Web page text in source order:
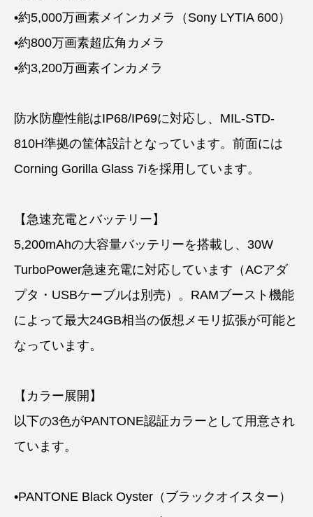
•約5,000万画素メインカメラ（Sony LYTIA 600）
•約800万画素超広角カメラ
•約3,200万画素インカメラ
防水防塵性能はIP68/IP69に対応し、MIL-STD-
810H準拠の筐体設計となっています。前面には
Corning Gorilla Glass 7iを採用しています。
【急速充電とバッテリー】
5,200mAhの大容量バッテリーを搭載し、30W
TurboPower急速充電に対応しています（ACアダ
プタ・USBケーブルは別売）。RAMブースト機能
によって最大24GB相当の仮想メモリ拡張が可能と
なっています。
【カラー展開】
以下の3色がPANTONE認証カラーとして用意され
ています。
•PANTONE Black Oyster（ブラックオイスター）